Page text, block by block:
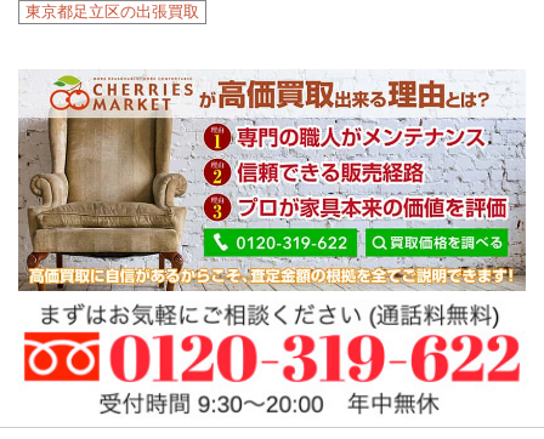
東京都足立区の出張買取